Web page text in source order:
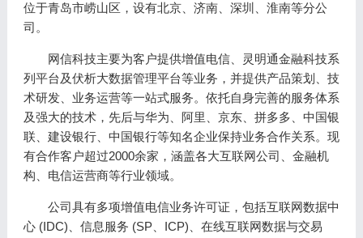
位于青岛市崂山区，设有北京、济南、深圳、淮南等分公
司。
网信科技主要为客户提供增值电信、灵明通金融科技系
列平台及伏析大数据管理平台等业务，并提供产品策划、技
术研发、业务运营等一站式服务。依托自身完善的服务体系
及强大的技术，先后与华为、阿里、京东、拼多多、中国银
联、建设银行、中国银行等知名企业保持业务合作关系。现
有合作客户超过2000余家，涵盖各大互联网公司、金融机
构、电信运营商等行业领域。
公司具有多项增值电信业务许可证，包括互联网数据中
心 (IDC)、信息服务 (SP、ICP)、在线互联网数据与交易